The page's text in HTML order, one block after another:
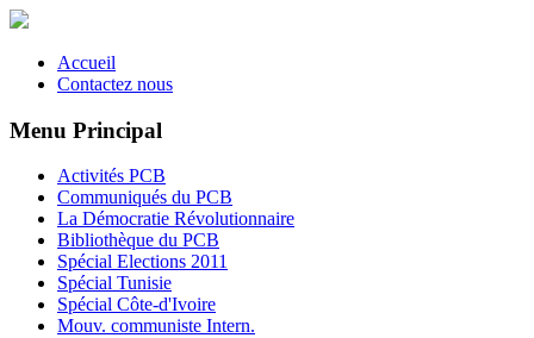
Accueil
Contactez nous
Menu Principal
Activités PCB
Communiqués du PCB
La Démocratie Révolutionnaire
Bibliothèque du PCB
Spécial Elections 2011
Spécial Tunisie
Spécial Côte-d'Ivoire
Mouv. communiste Intern.